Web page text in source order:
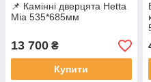
📌 Камінні дверцята Hetta
Mia 535*685мм
13 700 ₴
Купити